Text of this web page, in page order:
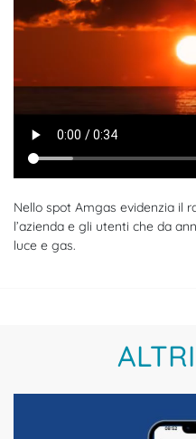
Nello spot Amgas evidenzia il
l’azienda e gli utenti che da
luce e gas.